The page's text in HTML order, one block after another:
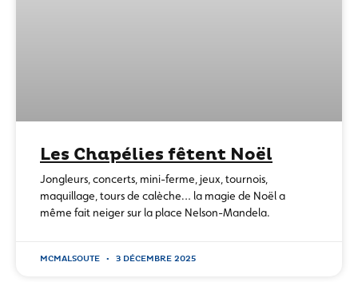
Les Chapélies fêtent Noël
Jongleurs, concerts, mini-ferme, jeux, tournois,
maquillage, tours de calèche… la magie de Noël a
même fait neiger sur la place Nelson-Mandela.
MCMALSOUTE 3 DÉCEMBRE 2025